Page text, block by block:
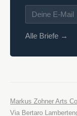
Alle Briefe →
Markus Zohner Arts
Via Bertaro